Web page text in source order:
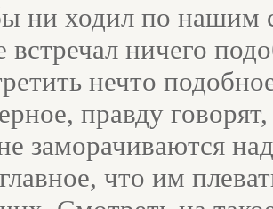
ни ходил по нашим
встречал ничего
нечто
правду
заморачиваются
что им